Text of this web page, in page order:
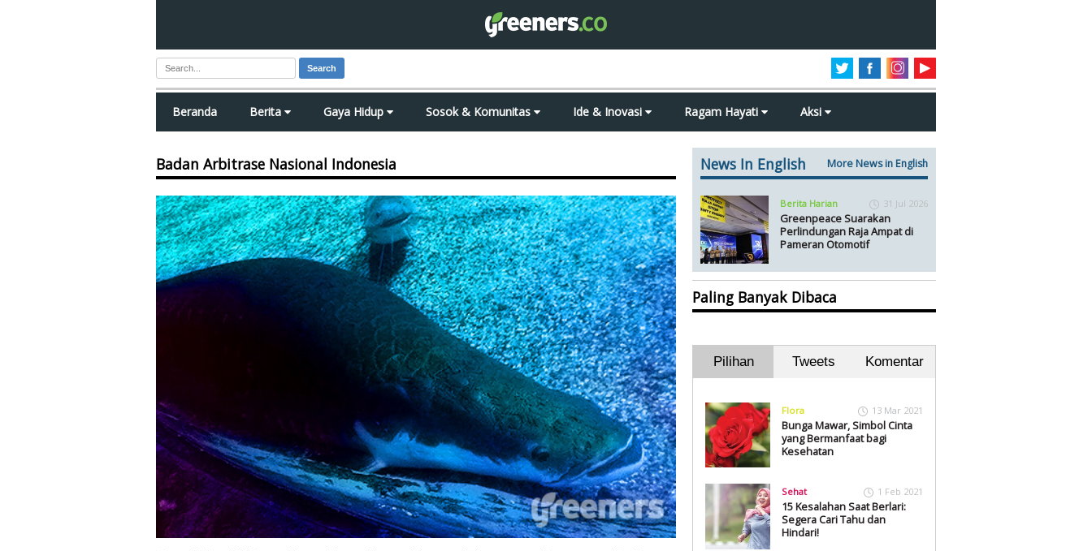
Search
Beranda Berita Gaya Hidup Sosok & Komunitas Ide & Inovasi Ragam Hayati Aksi
Badan Arbitrase Nasional Indonesia News In English More News in English
Berita Harian 31 Jul 2026
Greenpeace Suarakan
Perlindungan Raja Ampat di
Pameran Otomotif
Paling Banyak Dibaca
Pilihan Tweets Komentar
Flora 13 Mar 2021
Bunga Mawar, Simbol Cinta
yang Bermanfaat bagi
Kesehatan
Sehat 1 Feb 2021
15 Kesalahan Saat Berlari:
Segera Cari Tahu dan
Hindari!